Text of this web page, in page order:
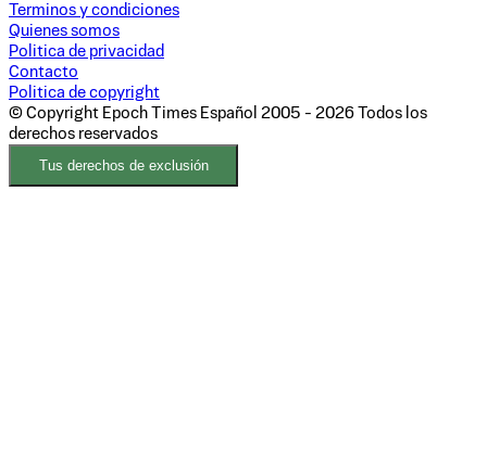
Terminos y condiciones
Quienes somos
Politica de privacidad
Contacto
Politica de copyright
© Copyright Epoch Times Español 2005 - 2026 Todos los
derechos reservados
Tus derechos de exclusión